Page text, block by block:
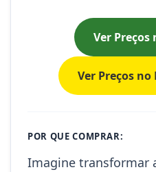
Ver Preços
Ver Preços
POR QUE COMPRAR:
Imagine transformar